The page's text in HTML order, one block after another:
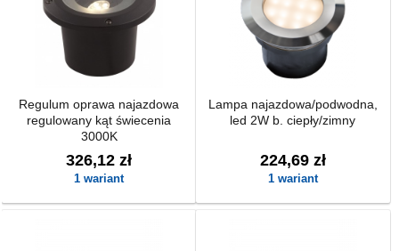
Regulum oprawa najazdowa
regulowany kąt świecenia
3000K
326,12 zł
1 wariant
Lampa najazdowa/podwodna,
led 2W b. ciepły/zimny
224,69 zł
1 wariant